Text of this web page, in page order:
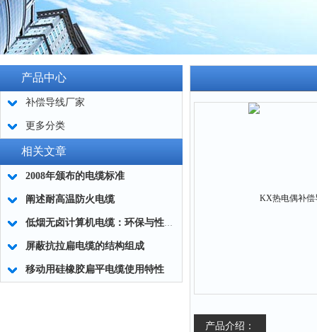
产品中心
补偿导线厂家
更多分类
相关文章
2008年颁布的电缆标准
阐述耐高温防火电缆
低烟无卤计算机电缆：环保与性能的结合
屏蔽抗拉扁电缆的结构组成
移动用硅橡胶扁平电缆使用特性
产品介绍：